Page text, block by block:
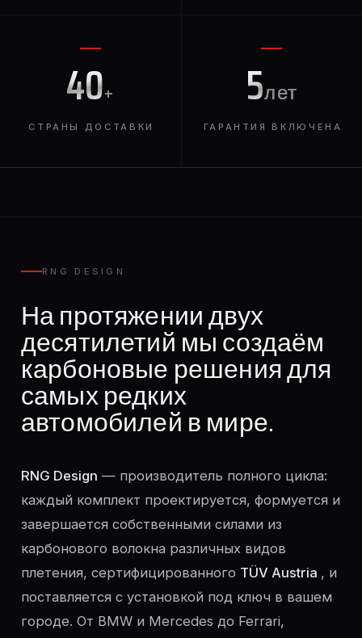
40+
СТРАНЫ ДОСТАВКИ
5лет
ГАРАНТИЯ ВКЛЮЧЕНА
RNG DESIGN
На протяжении двух
десятилетий мы создаём
карбоновые решения для
самых редких
автомобилей в мире.
RNG Design — производитель полного цикла:
каждый комплект проектируется, формуется и
завершается собственными силами из
карбонового волокна различных видов
плетения, сертифицированного TÜV Austria , и
поставляется с установкой под ключ в вашем
городе. От BMW и Mercedes до Ferrari,